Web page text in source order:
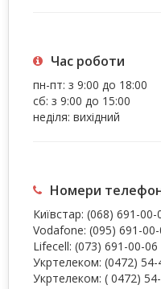
Час роботи
пн-пт: з 9:00 до 18:00
сб: з 9:00 до 15:00
неділя: вихідний
Номери
Київстар: (068) 691-00-
Vodafone: (095) 691-
Lifecell: (073) 691-00-06
Укртелеком: (0472) 54-
Укртелеком: ( 0472)